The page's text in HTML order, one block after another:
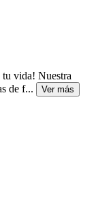
tu vida! Nuestra
de f... Ver más